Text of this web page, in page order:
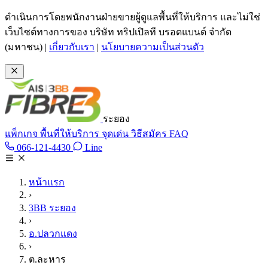
ข้ามไปเนื้อหาหลัก
ดำเนินการโดยพนักงานฝ่ายขายผู้ดูแลพื้นที่ให้บริการ และไม่ใช่
เว็บไซต์ทางการของ บริษัท ทริปเปิลที บรอดแบนด์ จำกัด
(มหาชน) | เกี่ยวกับเรา | นโยบายความเป็นส่วนตัว
ระยอง
แพ็กเกจ พื้นที่ให้บริการ จุดเด่น วิธีสมัคร FAQ
066-121-4430 โทร 066-121-4430
LineLine @tan3bb
หน้าแรก
›
3BB ระยอง
›
อ.ปลวกแดง
›
ต.ละหาร